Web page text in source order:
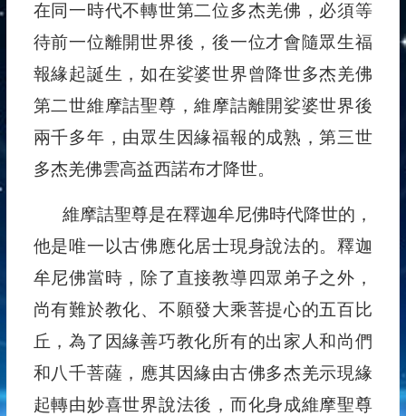
在同一時代不轉世第二位多杰羌佛，必須等
待前一位離開世界後，後一位才會隨眾生福
報緣起誕生，如在娑婆世界曾降世多杰羌佛
第二世維摩詰聖尊，維摩詰離開娑婆世界後
兩千多年，由眾生因緣福報的成熟，第三世
多杰羌佛雲高益西諾布才降世。
維摩詰聖尊是在釋迦牟尼佛時代降世的，
他是唯一以古佛應化居士現身說法的。釋迦
牟尼佛當時，除了直接教導四眾弟子之外，
尚有難於教化、不願發大乘菩提心的五百比
丘，為了因緣善巧教化所有的出家人和尚們
和八千菩薩，應其因緣由古佛多杰羌示現緣
起轉由妙喜世界說法後，而化身成維摩聖尊